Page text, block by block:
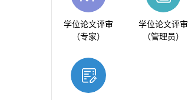
学位论文评审
（专家）
学位论文评审
（管理员）